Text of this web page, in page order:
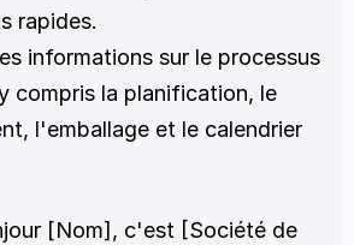
rapides.
informations sur le processus
compris la planification, le
l'emballage et le calendrier
[Nom], c'est [Société de